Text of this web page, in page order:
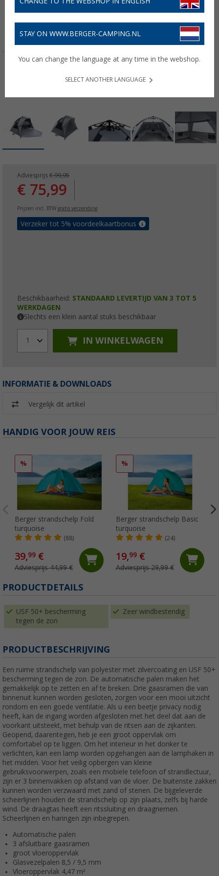
Adviesprijs € 99,95
€ 75,99
Prijzen incl. BTW gratis verzending
Verzeker tot 5% voordeelkaartbonus
Beschikbaarheid: STANDAARD LEVERTIJD VAN 3 TOT 5
WERKDAGEN
Slechts een klein aantal stuks beschikbaar
1 IN WINKELWAGEN
INFORMATIE & DOWNLOADS
Vergelijk dit artikel
HANDIG VOOR JOUW REIS
%
Berger strandschelp Fold
turquoise
(88)
39,99 €
Adviesprijs 44,99 €
%
Berger strandschelp Basic
turquoise
(24)
19,99€
Adviesprijs 29,99 €
PRODUCTDETAILS
USF 50+ bescherming
tegen de zon
Zeer windbestendig
PRODUCTBESCHRIJVING
Een ruime strandschelp van polyester met zilvercoating en USF 50+
bescherming tegen de zon. De automatische palen maken het
gemakkelijk op te zetten en af te breken. Drie gaasramen die van
binnenuit kunnen worden gesloten, zorgen voor een mooi uitzicht
rondom en een goede ventilatie. Als u een beetje privacy nodig
heeft, kan de ingang worden afgesloten met het deel dat aan de
voorkant uitsteekt, met behulp van de ritsen aan de zijkanten.
Geopend, daarentegen, heb je een groot oppervlak om
comfortabel op te liggen. Om het interieur in het donker te
verlichten, kan een lamp worden opgehangen aan de lamphaken in
het midden. Voor het veilig opbergen van kleine
gebruiksvoorwerpen, zoals een mobiele telefoon of strandlectuur,
zijn er 3 binnenvakken op afstand van de vloer. De buitenste zakken
kunnen worden verzwaard met zand of stenen. De bijgeleverde
scheerlijnen houden de strandschelp op zijn plaats, zelfs bij harde
wind. De draagtas heeft een ritssluiting en draagriemen.
Scheerlijnen en haringen zijn inbegrepen.
Automatische palen
3 afsluitbare gaasramen
groot vloeroppervlak
Glasvezelpalen 8,5 / 9,5 mm
Vloeroppervlak 4,47 m²
STAY ON WWW.BERGER-CAMPING.NL
You can change the language at any time in the webshop.
SELECT ANOTHER LANGUAGE